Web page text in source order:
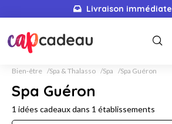
Livraison immédiate
Bien-être Spa & Thalasso Spa Spa Guéron
Spa Guéron
1 idées cadeaux dans 1 établissements